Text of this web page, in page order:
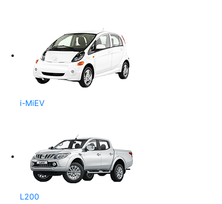
i-MiEV
L200